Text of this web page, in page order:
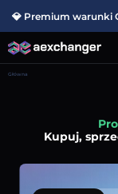
💎 Premium warunki
Główna
Kupuj,